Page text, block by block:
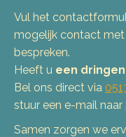
Vul het
mogelijk contact
bespreken.
Heeft u een
Bel ons direct via
stuur een e-mail naar
Samen zorgen we